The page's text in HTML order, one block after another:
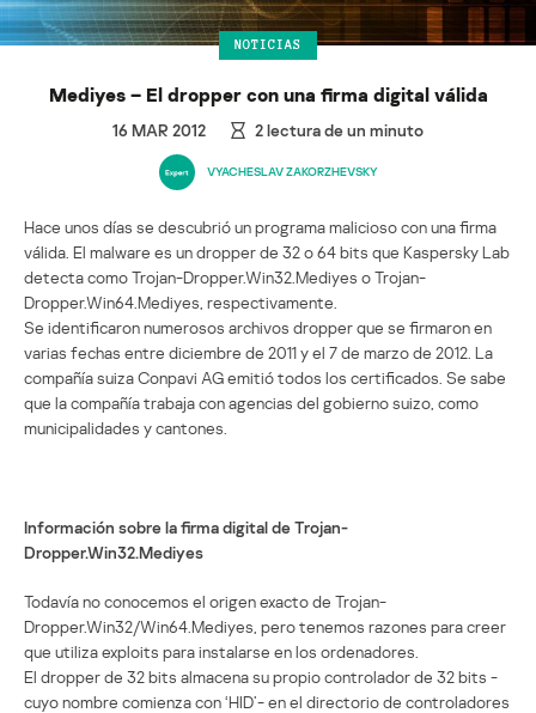
NOTICIAS
Mediyes – El dropper con una firma digital válida
16 MAR 2012 2lectura de un minuto
VYACHESLAV ZAKORZHEVSKY
Hace unos días se descubrió un programa malicioso con una firma
válida. El malware es un dropper de 32 o 64 bits que Kaspersky Lab
detecta como Trojan-Dropper.Win32.Mediyes o Trojan-
Dropper.Win64.Mediyes, respectivamente.
Se identificaron numerosos archivos dropper que se firmaron en
varias fechas entre diciembre de 2011 y el 7 de marzo de 2012. La
compañía suiza Conpavi AG emitió todos los certificados. Se sabe
que la compañía trabaja con agencias del gobierno suizo, como
municipalidades y cantones.
Información sobre la firma digital de Trojan-
Dropper.Win32.Mediyes
Todavía no conocemos el origen exacto de Trojan-
Dropper.Win32/Win64.Mediyes, pero tenemos razones para creer
que utiliza exploits para instalarse en los ordenadores.
El dropper de 32 bits almacena su propio controlador de 32 bits -
cuyo nombre comienza con ‘HID’- en el directorio de controladores